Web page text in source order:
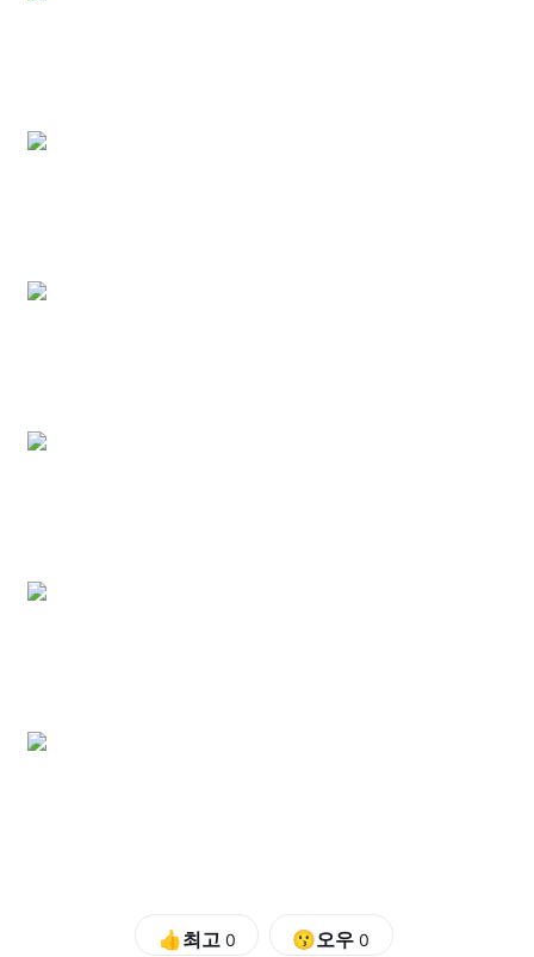
👍최고 0 😗오우0